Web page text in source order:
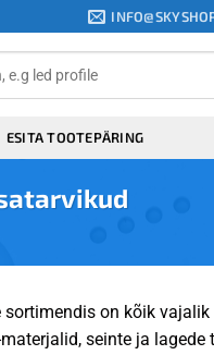
ESITA TOOTEPÄRING
sortimendis on kõik
materjalid, seinte ja